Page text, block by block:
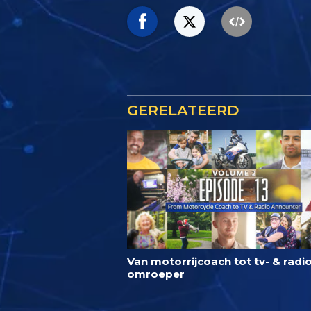
GERELATEERD
Van motorrijcoach tot tv- &
omroeper